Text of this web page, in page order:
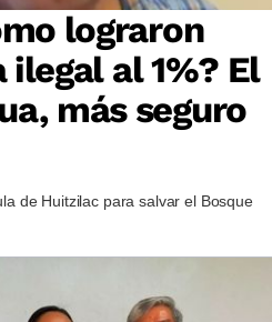
lograron
al 1%? El
más seguro
de Huitzilac para salvar el Bosque